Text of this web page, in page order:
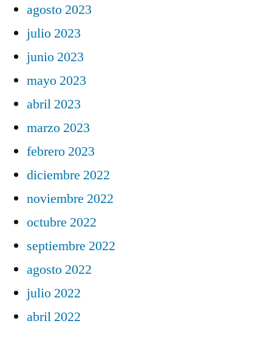
agosto 2023
julio 2023
junio 2023
mayo 2023
abril 2023
marzo 2023
febrero 2023
diciembre 2022
noviembre 2022
octubre 2022
septiembre 2022
agosto 2022
julio 2022
abril 2022